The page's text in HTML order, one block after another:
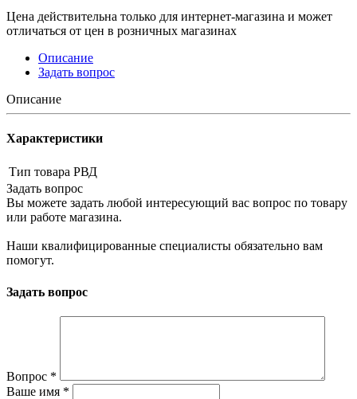
Цена действительна только для интернет-магазина и может
отличаться от цен в розничных магазинах
Описание
Задать вопрос
Описание
Характеристики
Тип товара РВД
Задать вопрос
Вы можете задать любой интересующий вас вопрос по товару
или работе магазина.
Наши квалифицированные специалисты обязательно вам
помогут.
Задать вопрос
Вопрос *
Ваше имя *